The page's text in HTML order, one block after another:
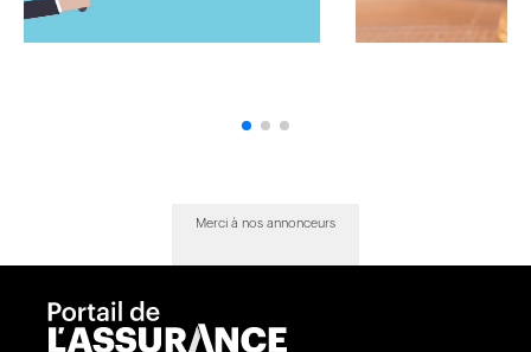
Merci à nos annonceurs